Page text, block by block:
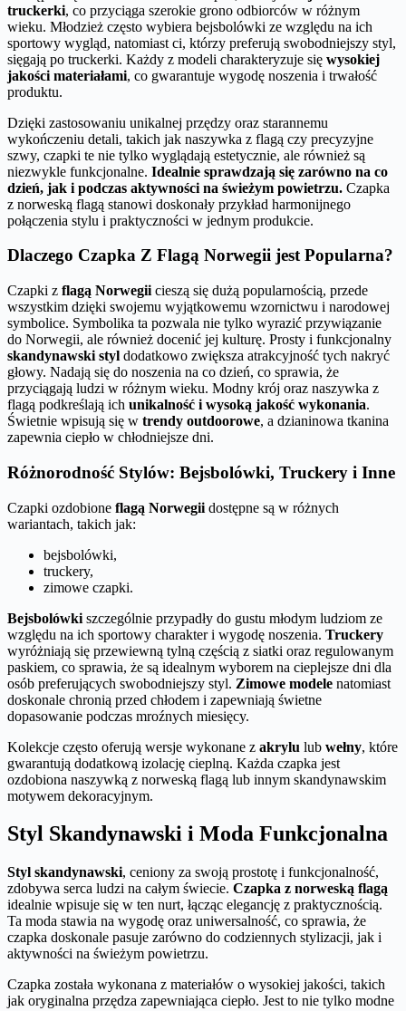
truckerki, co przyciąga szerokie grono odbiorców w różnym
wieku. Młodzież często wybiera bejsbolówki ze względu na ich
sportowy wygląd, natomiast ci, którzy preferują swobodniejszy styl,
sięgają po truckerki. Każdy z modeli charakteryzuje się wysokiej
jakości materiałami, co gwarantuje wygodę noszenia i trwałość
produktu.
Dzięki zastosowaniu unikalnej przędzy oraz starannemu
wykończeniu detali, takich jak naszywka z flagą czy precyzyjne
szwy, czapki te nie tylko wyglądają estetycznie, ale również są
niezwykle funkcjonalne. Idealnie sprawdzają się zarówno na co
dzień, jak i podczas aktywności na świeżym powietrzu. Czapka
z norweską flagą stanowi doskonały przykład harmonijnego
połączenia stylu i praktyczności w jednym produkcie.
Dlaczego Czapka Z Flagą Norwegii jest Popularna?
Czapki z flagą Norwegii cieszą się dużą popularnością, przede
wszystkim dzięki swojemu wyjątkowemu wzornictwu i narodowej
symbolice. Symbolika ta pozwala nie tylko wyrazić przywiązanie
do Norwegii, ale również docenić jej kulturę. Prosty i funkcjonalny
skandynawski styl dodatkowo zwiększa atrakcyjność tych nakryć
głowy. Nadają się do noszenia na co dzień, co sprawia, że
przyciągają ludzi w różnym wieku. Modny krój oraz naszywka z
flagą podkreślają ich unikalność i wysoką jakość wykonania.
Świetnie wpisują się w trendy outdoorowe, a dzianinowa tkanina
zapewnia ciepło w chłodniejsze dni.
Różnorodność Stylów: Bejsbolówki, Truckery i Inne
Czapki ozdobione flagą Norwegii dostępne są w różnych
wariantach, takich jak:
bejsbolówki,
truckery,
zimowe czapki.
Bejsbolówki szczególnie przypadły do gustu młodym ludziom ze
względu na ich sportowy charakter i wygodę noszenia. Truckery
wyróżniają się przewiewną tylną częścią z siatki oraz regulowanym
paskiem, co sprawia, że są idealnym wyborem na cieplejsze dni dla
osób preferujących swobodniejszy styl. Zimowe modele natomiast
doskonale chronią przed chłodem i zapewniają świetne
dopasowanie podczas mroźnych miesięcy.
Kolekcje często oferują wersje wykonane z akrylu lub wełny, które
gwarantują dodatkową izolację cieplną. Każda czapka jest
ozdobiona naszywką z norweską flagą lub innym skandynawskim
motywem dekoracyjnym.
Styl Skandynawski i Moda Funkcjonalna
Styl skandynawski, ceniony za swoją prostotę i funkcjonalność,
zdobywa serca ludzi na całym świecie. Czapka z norweską flagą
idealnie wpisuje się w ten nurt, łącząc elegancję z praktycznością.
Ta moda stawia na wygodę oraz uniwersalność, co sprawia, że
czapka doskonale pasuje zarówno do codziennych stylizacji, jak i
aktywności na świeżym powietrzu.
Czapka została wykonana z materiałów o wysokiej jakości, takich
jak oryginalna przędza zapewniająca ciepło. Jest to nie tylko modne